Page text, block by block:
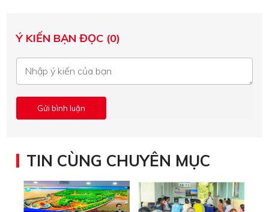
Ý KIẾN BẠN ĐỌC (0)
TIN CÙNG CHUYÊN MỤC